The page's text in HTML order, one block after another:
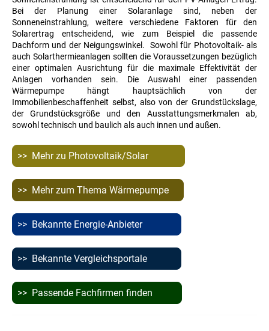
Bei der Planung einer Solaranlage sind, neben der
Sonneneinstrahlung, weitere verschiedene Faktoren für den
Solarertrag entscheidend, wie zum Beispiel die passende
Dachform und der Neigungswinkel. Sowohl für Photovoltaik- als
auch Solarthermieanlagen sollten die Voraussetzungen bezüglich
einer optimalen Ausrichtung für die maximale Effektivität der
Anlagen vorhanden sein. Die Auswahl einer passenden
Wärmepumpe hängt hauptsächlich von der
Immobilienbeschaffenheit selbst, also von der Grundstückslage,
der Grundstücksgröße und den Ausstattungsmerkmalen ab,
sowohl technisch und baulich als auch innen und außen.
>> Mehr zu Photovoltaik/Solar
>> Mehr zum Thema Wärmepumpe
>> Bekannte Energie-Anbieter
>> Bekannte Vergleichsportale
>> Passende Fachfirmen finden